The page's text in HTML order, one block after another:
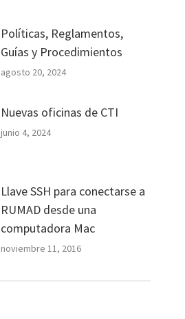
Políticas, Reglamentos,
Guías y Procedimientos
agosto 20, 2024
Nuevas oficinas de CTI
junio 4, 2024
Llave SSH para conectarse a
RUMAD desde una
computadora Mac
noviembre 11, 2016